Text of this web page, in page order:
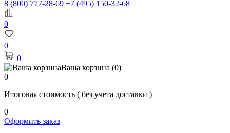
8 (800) 777-28-69 +7 (495) 150-32-68
0
0
0
Ваша корзина (0)
0
Итоговая стоимость ( без учета доставки )
0
Оформить заказ